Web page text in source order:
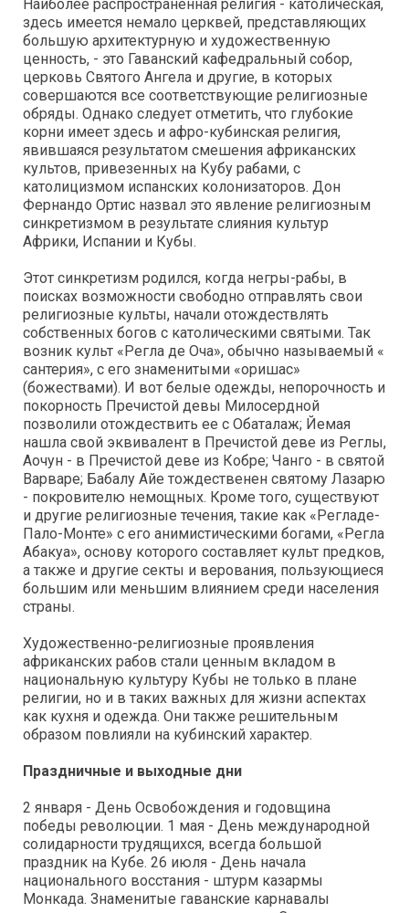
Наиболее распространенная религия - католическая,
здесь имеется немало церквей, представляющих
большую архитектурную и художественную
ценность, - это Гаванский кафедральный собор,
церковь Святого Ангела и другие, в которых
совершаются все соответствующие религиозные
обряды. Однако следует отметить, что глубокие
корни имеет здесь и афро-кубинская религия,
явившаяся результатом смешения африканских
культов, привезенных на Кубу рабами, с
католицизмом испанских колонизаторов. Дон
Фернандо Ортис назвал это явление религиозным
синкретизмом в результате слияния культур
Африки, Испании и Кубы.
Этот синкретизм родился, когда негры-рабы, в
поисках возможности свободно отправлять свои
религиозные культы, начали отождествлять
собственных богов с католическими святыми. Так
возник культ «Регла де Оча», обычно называемый «
сантерия», с его знаменитыми «оришас»
(божествами). И вот белые одежды, непорочность и
покорность Пречистой девы Милосердной
позволили отождествить ее с Обаталаж; Йемая
нашла свой эквивалент в Пречистой деве из Реглы,
Аочун - в Пречистой деве из Кобре; Чанго - в святой
Варваре; Бабалу Айе тождественен святому Лазарю
- покровителю немощных. Кроме того, существуют
и другие религиозные течения, такие как «Регладе-
Пало-Монте» с его анимистическими богами, «Регла
Абакуа», основу которого составляет культ предков,
а также и другие секты и верования, пользующиеся
большим или меньшим влиянием среди населения
страны.
Художественно-религиозные проявления
африканских рабов стали ценным вкладом в
национальную культуру Кубы не только в плане
религии, но и в таких важных для жизни аспектах
как кухня и одежда. Они также решительным
образом повлияли на кубинский характер.
Праздничные и выходные дни
2 января - День Освобождения и годовщина
победы революции. 1 мая - День международной
солидарности трудящихся, всегда большой
праздник на Кубе. 26 июля - День начала
национального восстания - штурм казармы
Монкада. Знаменитые гаванские карнавалы